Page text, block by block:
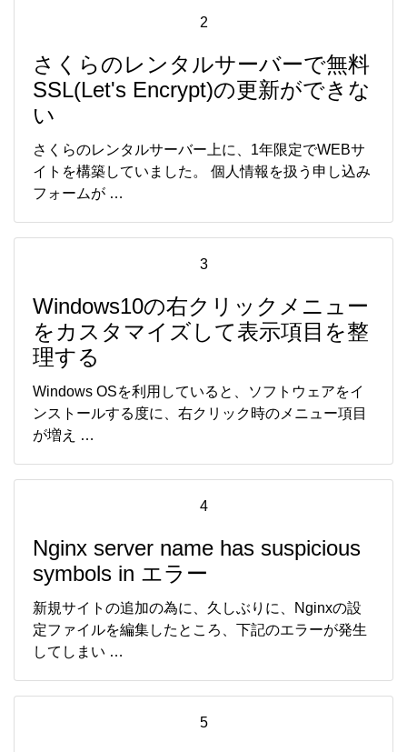
2
さくらのレンタルサーバーで無料
SSL(Let's Encrypt)の更新ができな
い
さくらのレンタルサーバー上に、1年限定でWEBサ
イトを構築していました。 個人情報を扱う申し込み
フォームが …
3
Windows10の右クリックメニュー
をカスタマイズして表示項目を整
理する
Windows OSを利用していると、ソフトウェアをイ
ンストールする度に、右クリック時のメニュー項目
が増え …
4
Nginx server name has suspicious
symbols in エラー
新規サイトの追加の為に、久しぶりに、Nginxの設
定ファイルを編集したところ、下記のエラーが発生
してしまい …
5